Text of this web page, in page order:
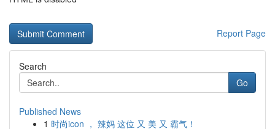
Report Page
Search
Go
Published News
1 时尚icon ， 辣妈 这位 又 美 又 霸气！